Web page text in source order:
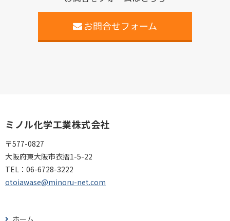
お問合せフォーム
ミノル化学工業株式会社
〒577-0827
大阪府東大阪市衣摺1-5-22
TEL： 06-6728-3222
otoiawase@minoru-net.com